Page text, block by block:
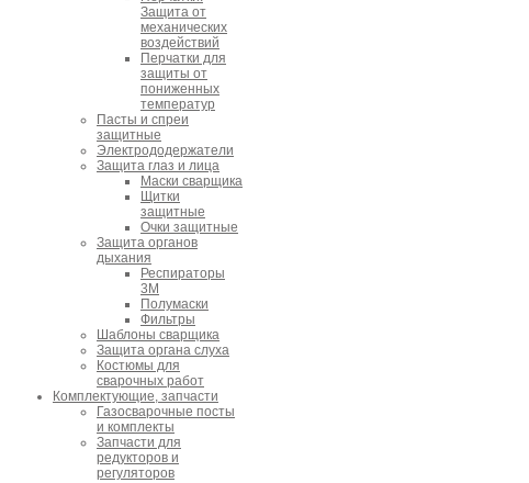
Защита от
механических
воздействий
Перчатки для
защиты от
пониженных
температур
Пасты и спреи
защитные
Электрододержатели
Защита глаз и лица
Маски сварщика
Щитки
защитные
Очки защитные
Защита органов
дыхания
Респираторы
3M
Полумаски
Фильтры
Шаблоны сварщика
Защита органа слуха
Костюмы для
сварочных работ
Комплектующие, запчасти
Газосварочные посты
и комплекты
Запчасти для
редукторов и
регуляторов